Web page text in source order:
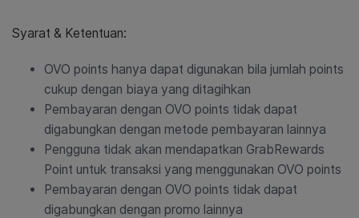
Syarat & Ketentuan:
OVO points hanya dapat digunakan bila jumlah points
cukup dengan biaya yang ditagihkan
Pembayaran dengan OVO points tidak dapat
digabungkan dengan metode pembayaran lainnya
Pengguna tidak akan mendapatkan GrabRewards
Point untuk transaksi yang menggunakan OVO points
Pembayaran dengan OVO points tidak dapat
digabungkan dengan promo lainnya